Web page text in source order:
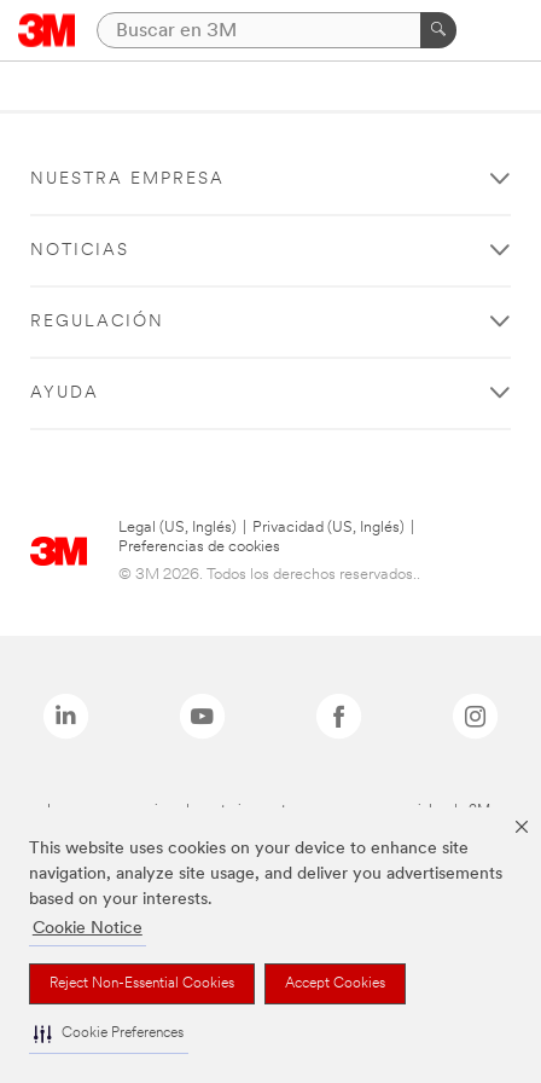
This website uses cookies on your device to enhance site
navigation, analyze site usage, and deliver you advertisements
based on your interests.
Cookie Notice
Reject Non-Essential Cookies Accept Cookies
Cookie Preferences
NUESTRA EMPRESA
NOTICIAS
REGULACIÓN
AYUDA
Legal (US, Inglés) Privacidad (US, Inglés)
Preferencias de cookies
© 3M 2026. Todos los derechos reservados..
Las marcas mencionadas anteriormente son marcas comerciales de 3M.